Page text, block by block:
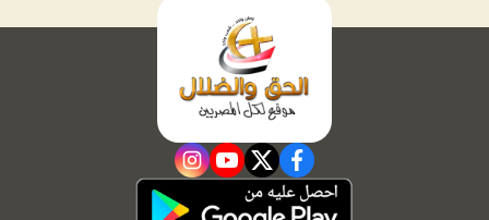
facebook
twitter
youtube
instagram